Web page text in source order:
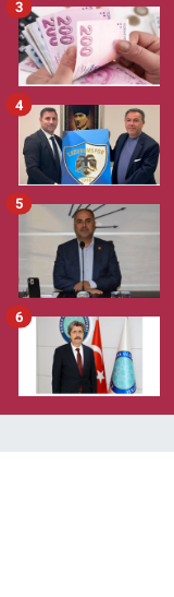
3
4
5
6